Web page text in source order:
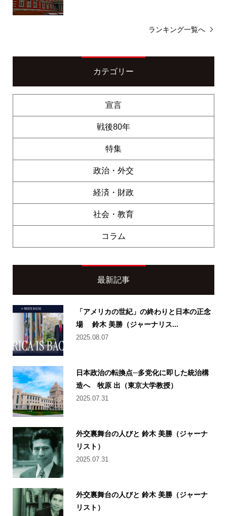
ランキング一覧へ
カテゴリー
宣言
戦後80年
特集
政治・外交
経済・財政
社会・教育
コラム
最新記事
「アメリカの世紀」の終わりと日本の正念
場 鈴木 美勝（ジャーナリス...
2025.08.07
日本政治の転換点─多党化に即した統治構
造へ 牧原 出（東京大学教授）
2025.07.31
外交裏舞台の人びと 鈴木 美勝（ジャーナ
リスト）
2025.07.31
外交裏舞台の人びと 鈴木 美勝（ジャーナ
リスト）